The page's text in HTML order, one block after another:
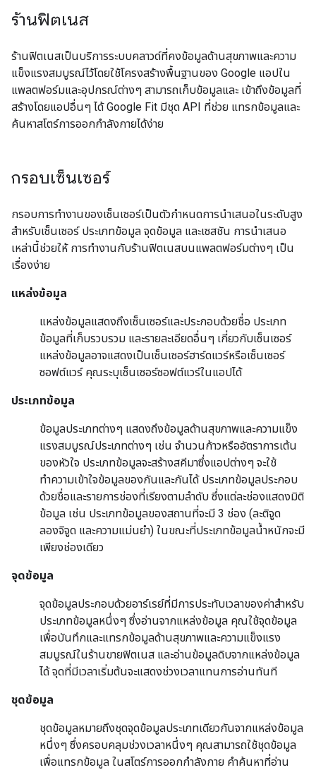
ร้านฟิตเนส
ร้านฟิตเนสเป็นบริการระบบคลาวด์ที่คงข้อมูลด้านสุขภาพและความ
แข็งแรงสมบูรณ์ไว้โดยใช้โครงสร้างพื้นฐานของ Google แอปใน
แพลตฟอร์มและอุปกรณ์ต่างๆ สามารถเก็บข้อมูลและ เข้าถึงข้อมูลที่
สร้างโดยแอปอื่นๆ ได้ Google Fit มีชุด API ที่ช่วย แทรกข้อมูลและ
ค้นหาสโตร์การออกกำลังกายได้ง่าย
กรอบเซ็นเซอร์
กรอบการทำงานของเซ็นเซอร์เป็นตัวกำหนดการนำเสนอในระดับสูง
สำหรับเซ็นเซอร์ ประเภทข้อมูล จุดข้อมูล และเซสชัน การนำเสนอ
เหล่านี้ช่วยให้ การทำงานกับร้านฟิตเนสบนแพลตฟอร์มต่างๆ เป็น
เรื่องง่าย
แหล่งข้อมูล
แหล่งข้อมูลแสดงถึงเซ็นเซอร์และประกอบด้วยชื่อ ประเภท
ข้อมูลที่เก็บรวบรวม และรายละเอียดอื่นๆ เกี่ยวกับเซ็นเซอร์
แหล่งข้อมูลอาจแสดงเป็นเซ็นเซอร์ฮาร์ดแวร์หรือเซ็นเซอร์
ซอฟต์แวร์ คุณระบุเซ็นเซอร์ซอฟต์แวร์ในแอปได้
ประเภทข้อมูล
ข้อมูลประเภทต่างๆ แสดงถึงข้อมูลด้านสุขภาพและความแข็ง
แรงสมบูรณ์ประเภทต่างๆ เช่น จำนวนก้าวหรืออัตราการเต้น
ของหัวใจ ประเภทข้อมูลจะสร้างสคีมาซึ่งแอปต่างๆ จะใช้
ทำความเข้าใจข้อมูลของกันและกันได้ ประเภทข้อมูลประกอบ
ด้วยชื่อและรายการช่องที่เรียงตามลำดับ ซึ่งแต่ละช่องแสดงมิติ
ข้อมูล เช่น ประเภทข้อมูลของสถานที่จะมี 3 ช่อง (ละติจูด
ลองจิจูด และความแม่นยำ) ในขณะที่ประเภทข้อมูลน้ำหนักจะมี
เพียงช่องเดียว
จุดข้อมูล
จุดข้อมูลประกอบด้วยอาร์เรย์ที่มีการประทับเวลาของค่าสำหรับ
ประเภทข้อมูลหนึ่งๆ ซึ่งอ่านจากแหล่งข้อมูล คุณใช้จุดข้อมูล
เพื่อบันทึกและแทรกข้อมูลด้านสุขภาพและความแข็งแรง
สมบูรณ์ในร้านขายฟิตเนส และอ่านข้อมูลดิบจากแหล่งข้อมูล
ได้ จุดที่มีเวลาเริ่มต้นจะแสดงช่วงเวลาแทนการอ่านทันที
ชุดข้อมูล
ชุดข้อมูลหมายถึงชุดจุดข้อมูลประเภทเดียวกันจากแหล่งข้อมูล
หนึ่งๆ ซึ่งครอบคลุมช่วงเวลาหนึ่งๆ คุณสามารถใช้ชุดข้อมูล
เพื่อแทรกข้อมูล ในสโตร์การออกกำลังกาย คำค้นหาที่อ่าน